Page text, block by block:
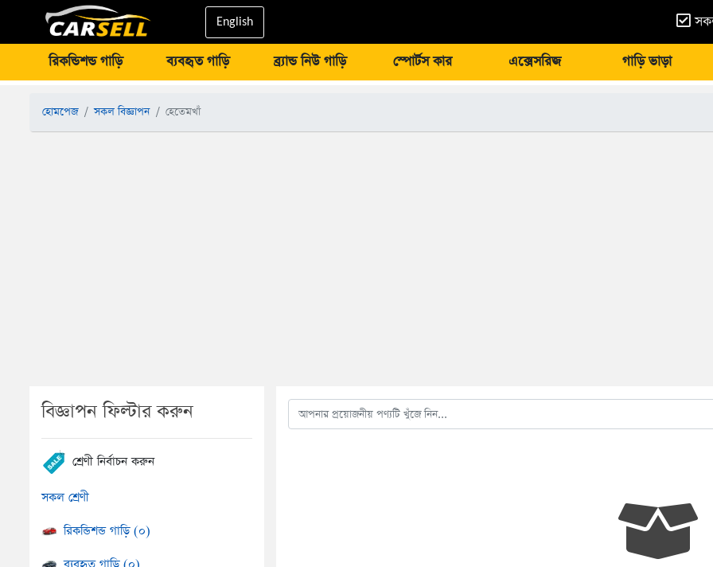
English
রিকন্ডিশন্ড গাড়ি ব্যবহৃত গাড়ি ব্র্যান্ড নিউ গাড়ি স্পোর্টস কার এক্সেসরিজ গাড়ি ভাড়া
হোমপেজ সকল বিজ্ঞাপন হেতেমখাঁ
বিজ্ঞাপন ফিল্টার করুন
শ্রেণী নির্বাচন করুন
সকল শ্রেণী
রিকন্ডিশন্ড গাড়ি (০)